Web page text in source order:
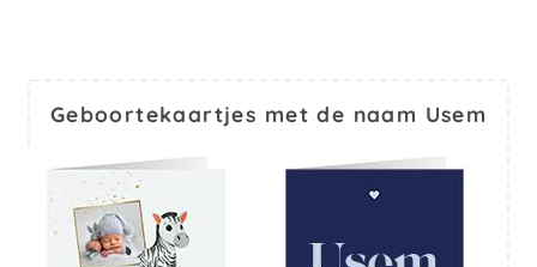
Geboortekaartjes met de naam Usem